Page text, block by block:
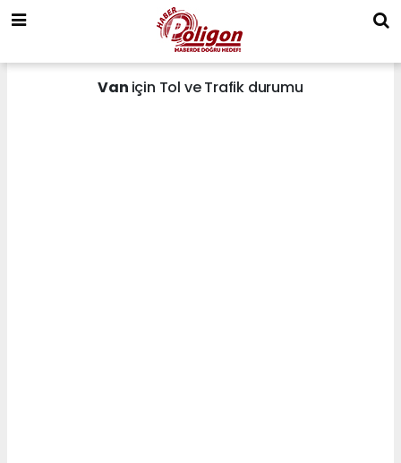
Van için Tol ve Trafik durumu